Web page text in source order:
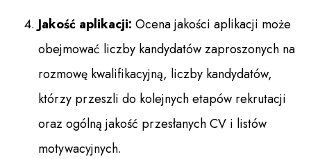
Jakość aplikacji: Ocena jakości aplikacji może
obejmować liczby kandydatów zaproszonych na
rozmowę kwalifikacyjną, liczby kandydatów,
którzy przeszli do kolejnych etapów rekrutacji
oraz ogólną jakość przesłanych CV i listów
motywacyjnych.